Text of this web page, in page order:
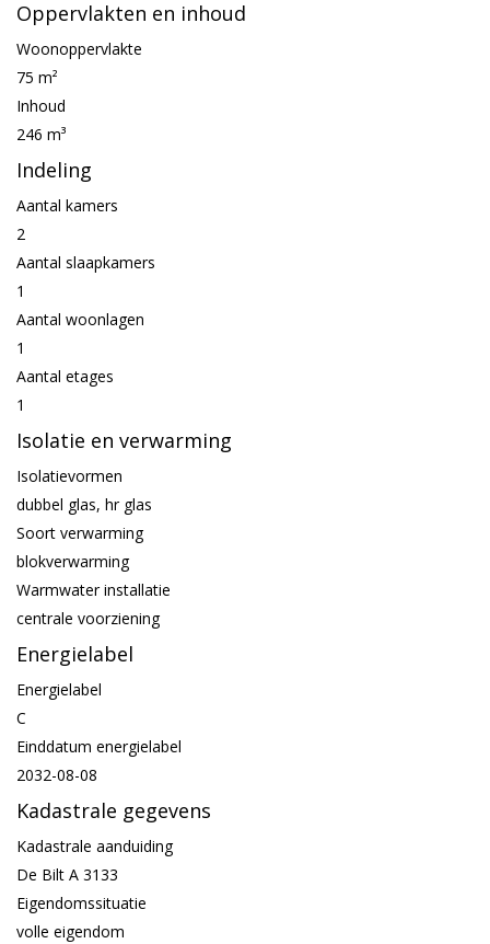
Oppervlakten en inhoud
Woonoppervlakte
75 m²
Inhoud
246 m³
Indeling
Aantal kamers
2
Aantal slaapkamers
1
Aantal woonlagen
1
Aantal etages
1
Isolatie en verwarming
Isolatievormen
dubbel glas, hr glas
Soort verwarming
blokverwarming
Warmwater installatie
centrale voorziening
Energielabel
Energielabel
C
Einddatum energielabel
2032-08-08
Kadastrale gegevens
Kadastrale aanduiding
De Bilt A 3133
Eigendomssituatie
volle eigendom